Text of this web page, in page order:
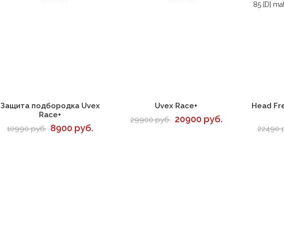
В корзину
Защита подбородка Uvex
Race+
10990 руб. 8900 руб.
В корзину
Uvex Race+
29900 руб. 20900 руб.
Head
22490